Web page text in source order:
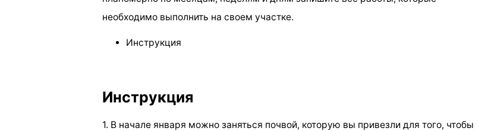
необходимо выполнить на своем участке.
Инструкция
Инструкция
1. В начале января можно заняться почвой, которую вы привезли для того, чтобы